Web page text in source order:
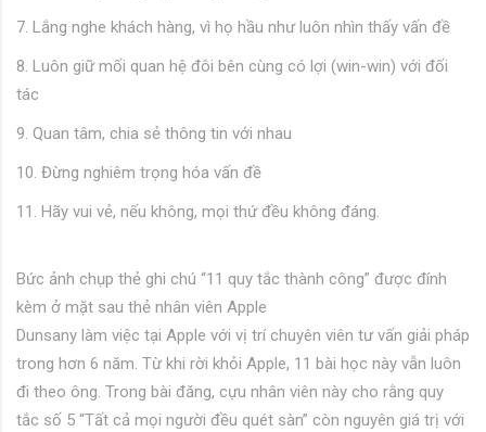
7. Lắng nghe khách hàng, vì họ hầu như luôn nhìn thấy vấn đề
8. Luôn giữ mối quan hệ đôi bên cùng có lợi (win-win) với đối
tác
9. Quan tâm, chia sẻ thông tin với nhau
10. Đừng nghiêm trọng hóa vấn đề
11. Hãy vui vẻ, nếu không, mọi thứ đều không đáng.
Bức ảnh chụp thẻ ghi chú “11 quy tắc thành công” được đính
kèm ở mặt sau thẻ nhân viên Apple
Dunsany làm việc tại Apple với vị trí chuyên viên tư vấn giải pháp
trong hơn 6 năm. Từ khi rời khỏi Apple, 11 bài học này vẫn luôn
đi theo ông. Trong bài đăng, cựu nhân viên này cho rằng quy
tắc số 5 “Tất cả mọi người đều quét sàn” còn nguyên giá trị với